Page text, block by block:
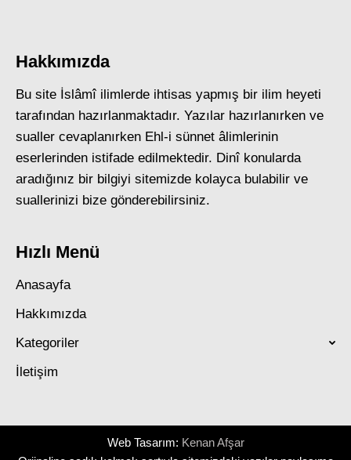
Hakkımızda
Bu site İslâmî ilimlerde ihtisas yapmış bir ilim heyeti
tarafından hazırlanmaktadır. Yazılar hazırlanırken ve
sualler cevaplanırken Ehl-i sünnet âlimlerinin
eserlerinden istifade edilmektedir. Dinî konularda
aradığınız bir bilgiyi sitemizde kolayca bulabilir ve
suallerinizi bize gönderebilirsiniz.
Hızlı Menü
Anasayfa
Hakkımızda
Kategoriler
İletişim
Web Tasarım: Kenan Afşar